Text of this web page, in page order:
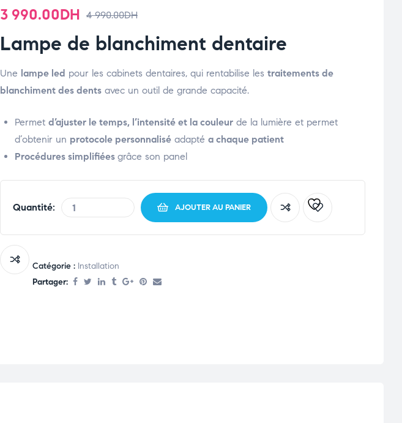
4 990.00DH
3 990.00DH
Lampe de blanchiment dentaire
Une lampe led pour les cabinets dentaires, qui rentabilise les traitements de
blanchiment des dents avec un outil de grande capacité.
Permet d’ajuster le temps, l’intensité et la couleur de la lumière et permet
d’obtenir un protocole personnalisé adapté a chaque patient
Procédures simplifiées grâce son panel
Quantité: AJOUTER AU PANIER
Catégorie : Installation
Partager: